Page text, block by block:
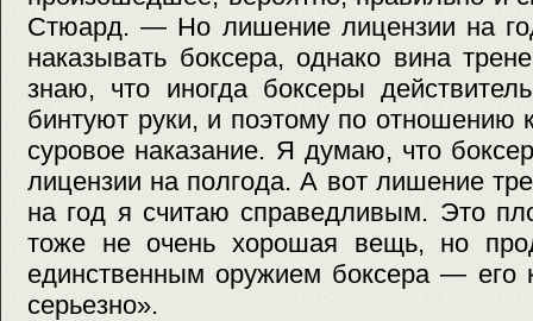
Стюард. — Но лишение лицензии на
наказывать боксера, однако вина
знаю, что иногда боксеры
бинтуют руки, и поэтому по отношению
суровое наказание. Я думаю, что
лицензии на полгода. А вот лишение
на год я считаю справедливым. Это
тоже не очень хорошая вещь, но
единственным оружием боксера — его
серьезно».